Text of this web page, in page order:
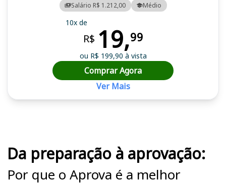
Salário R$ 1.212,00 Médio
10x de
R$ 19,99
ou R$ 199,90 à vista
Comprar Agora
Ver Mais
Da preparação à aprovação:
Por que o Aprova é a melhor